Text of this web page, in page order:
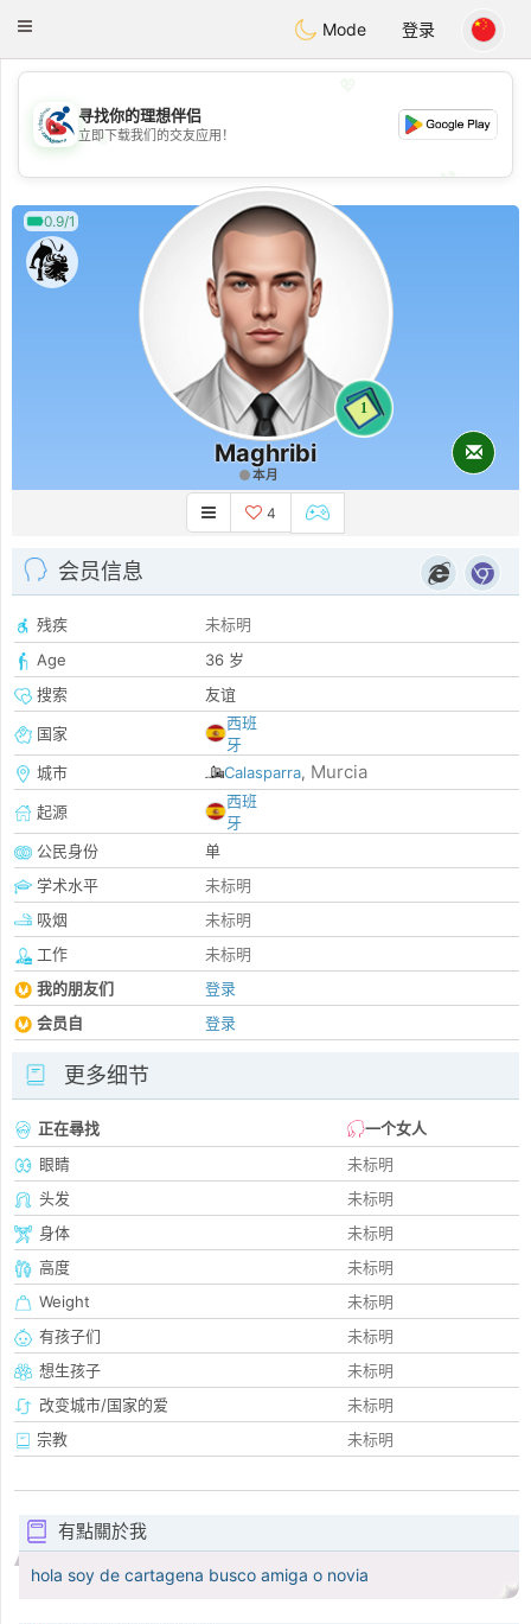
Handi Space
Toggle
Mode 登录
💖
💕
💕
寻找你的理想伴侣
立即下载我们的交友应用！
0.9/1
1
Maghribi
本月
4
会员信息
残疾
未标明
Age
36 岁
搜索
友谊
国家
西班
牙
城市
Calasparra, Murcia
起源
西班
牙
公民身份
单
学术水平
未标明
吸烟
未标明
工作
未标明
我的朋友们
登录
会员自
登录
更多细节
正在尋找
一个女人
眼睛
未标明
头发
未标明
身体
未标明
高度
未标明
Weight
未标明
有孩子们
未标明
想生孩子
未标明
改变城市/国家的爱
未标明
宗教
未标明
有點關於我
hola soy de cartagena busco amiga o novia